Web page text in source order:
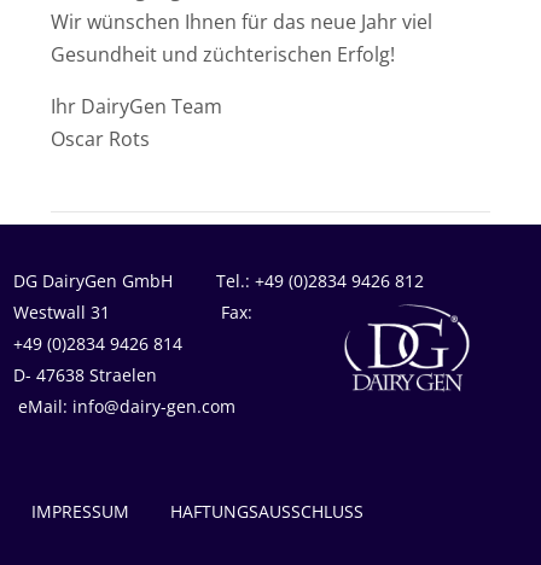
Wir wünschen Ihnen für das neue Jahr viel
Gesundheit und züchterischen Erfolg!
Ihr DairyGen Team
Oscar Rots
DG DairyGen GmbH Tel.: +49 (0)2834 9426 812
Westwall 31 Fax:
+49 (0)2834 9426 814
D- 47638 Straelen
eMail: info@dairy-gen.com
IMPRESSUM HAFTUNGSAUSSCHLUSS